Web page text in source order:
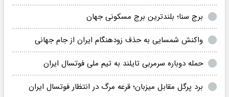
برج سنا؛ بلندترین برج مسکونی جهان
واکنش شمسایی به حذف زودهنگام ایران از جام جهانی
حمله دوباره سرمربی تایلند به تیم ملی فوتسال ایران
برد پرگل مقابل میزبان؛ قرعه مرگ در انتظار فوتسال ایران